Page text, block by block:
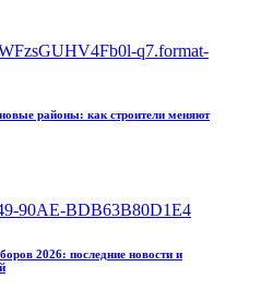
районы: как строители меняют
2026: последние новости и